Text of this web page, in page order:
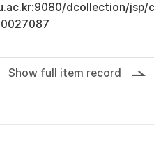
dcollection/jsp/
Show full item record